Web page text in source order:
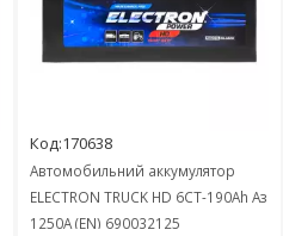
Код:170638
Автомобильний аккумулятор
ELECTRON TRUCK HD 6СТ-190Ah Аз
1250А (EN) 690032125